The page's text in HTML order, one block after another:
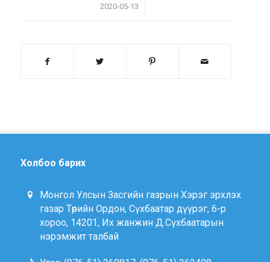
2020-05-13
/
Холбоо барих
Монгол Улсын Засгийн газрын Хэрэг эрхлэх
газар Төрийн Ордон, Сүхбаатар дүүрэг, 6-р
хороо, 14201, Их жанжин Д.Сүхбаатарын
нэрэмжит талбай